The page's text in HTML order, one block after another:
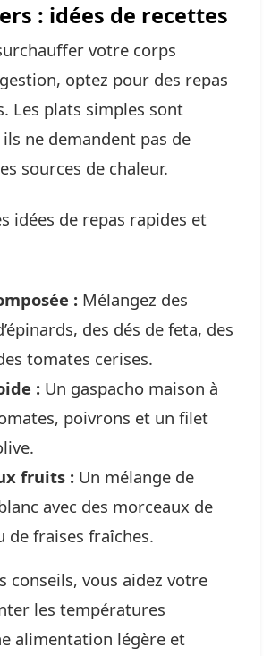
: idées de recettes
votre corps
optez pour des repas
Les plats simples sont
ne demandent pas de
sources de chaleur.
idées de repas rapides et
: Mélangez des
des dés de feta, des
tomates cerises.
: Un gaspacho maison à
poivrons et un filet
fruits : Un mélange de
avec des morceaux de
de fraises fraîches.
conseils, vous aidez votre
les températures
alimentation légère et